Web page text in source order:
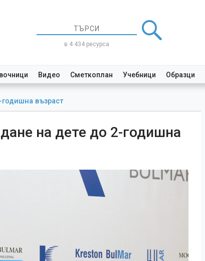
в 4 434 ресурса
Видео Сметкоплан Учебници Образци
възраст
на дете до 2-годишна